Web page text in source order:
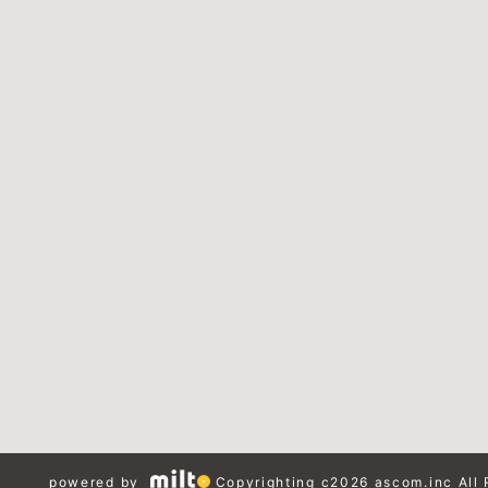
powered by Copyrighting c2026 ascom.inc All